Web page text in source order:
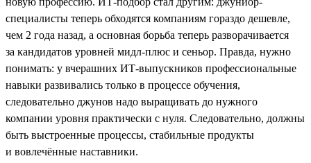
специалисты теперь обходятся компаниям гораздо дешевле,
чем 2 года назад, а основная борьба теперь разворачивается
за кандидатов уровней мидл-плюс и сеньор. Правда, нужно
понимать: у вчерашних ИТ-выпускников профессиональные
навыки развивались только в процессе обучения,
следовательно джунов надо выращивать до нужного
компании уровня практически с нуля. Следовательно, должны
быть выстроенные процессы, стабильные продукты
и вовлечённые наставники.